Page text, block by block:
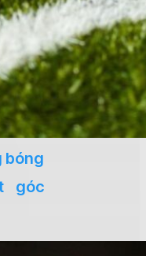
bóng
góc